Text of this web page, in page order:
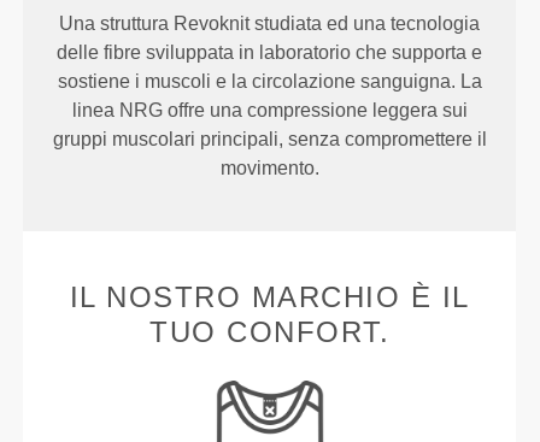
Una struttura Revoknit studiata ed una tecnologia
delle fibre sviluppata in laboratorio che supporta e
sostiene i muscoli e la circolazione sanguigna. La
linea NRG offre una compressione leggera sui
gruppi muscolari principali, senza compromettere il
movimento.
IL NOSTRO MARCHIO È IL
TUO CONFORT.